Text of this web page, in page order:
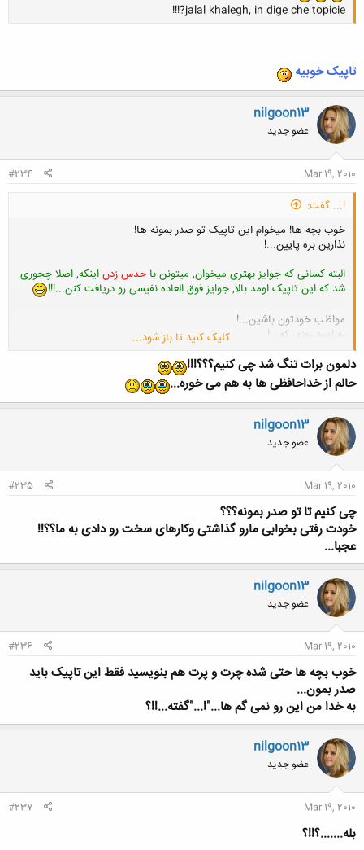
jalal khalegh, in dige che topicie?!!!
تاپیک خوبیه
nilgoon13
عضو جدید
Mar 19, 2010
#234
!... گفت:
خوب بچه ها! میخوام این تاپیک تو صدر بمونه ها!
نذارین بره پایین...!
البته کسانی که جوایز بهتری میخوان, میتونن با حدس زدناینکه, اصلا چجوری
شد که این تاپیک اومد بالا, جوایز فوق العاده نفیسی رو دریافت کنن...!!!
مواظب خودتون باشین...!
به امید روزی که...!
کلیک کنید تا باز شود...
دلمون برات تنگ شد چی کنیم؟؟؟!!!
حالم از خداحافظی ها به هم می خوره...
nilgoon13
عضو جدید
Mar 19, 2010
#235
چی کنیم تا تو صدر بمونه؟؟؟
خودت رفتی بخوابی مارو گذاشتی وکارهای سخت رو دادی به ما؟؟!!
عجبا...
nilgoon13
عضو جدید
Mar 19, 2010
#236
خوب بچه ها حتی شده چرت و پرت هم بنویسید فقط این تاپیک باید
صدر بمون...
به خدا من این رو نمی گم ها..."!..."گفته...!!؟
nilgoon13
عضو جدید
Mar 19, 2010
#237
بله.......؟!!؟